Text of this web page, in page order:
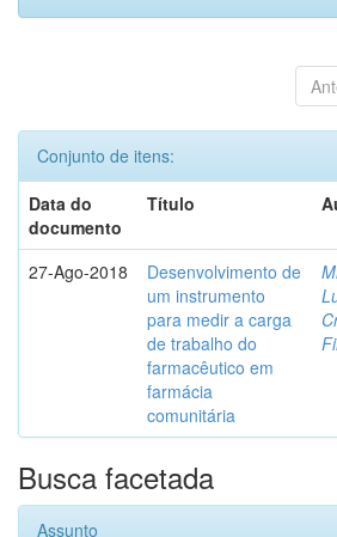
Conjunto de itens:
Data do
documento
Título
27-Ago-2018
Desenvolvimento de
um instrumento
para medir a carga
de trabalho do
farmacêutico em
farmácia
comunitária
Busca facetada
Assunto